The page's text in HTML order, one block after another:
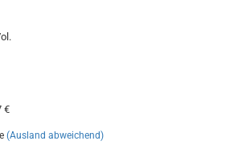
€
(Ausland abweichend)